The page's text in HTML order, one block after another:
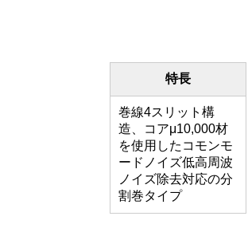
特長
巻線4スリット構
造、コアμ10,000材
を使用したコモンモ
ードノイズ低高周波
ノイズ除去対応の分
割巻タイプ